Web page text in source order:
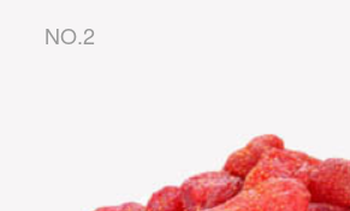
NO.2